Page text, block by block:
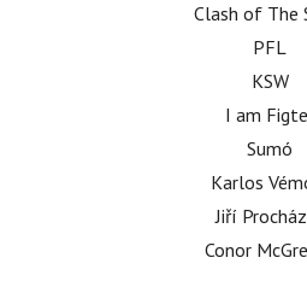
Clash of The
PFL
KSW
I am
Sumó
Karlos
Jiří
Conor